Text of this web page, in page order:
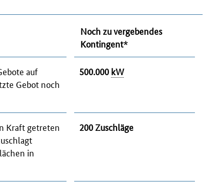
Noch zu vergebendes
Kontingent*
auf
Gebot noch
500.000 kW
Kraftgetreten
in
200 Zuschläge